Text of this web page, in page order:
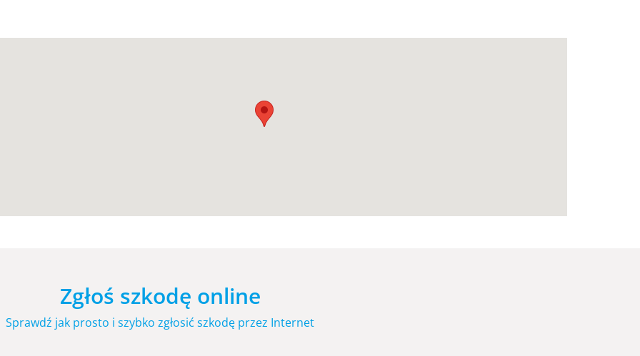
Zgłoś szkodę online
Sprawdź jak prosto i szybko zgłosić szkodę przez Internet